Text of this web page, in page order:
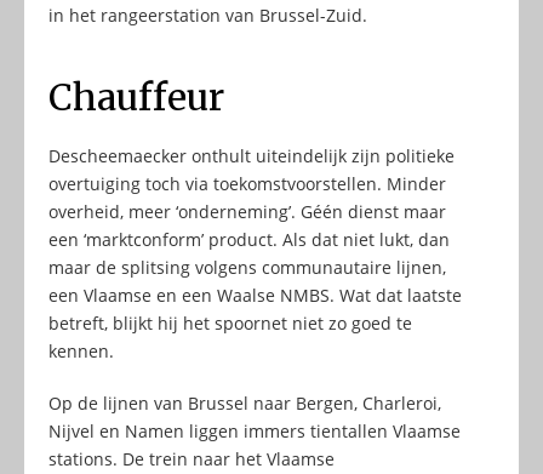
in het rangeerstation van Brussel-Zuid.
Chauffeur
Descheemaecker onthult uiteindelijk zijn politieke
overtuiging toch via toekomstvoorstellen. Minder
overheid, meer ‘onderneming’. Géén dienst maar
een ‘marktconform’ product. Als dat niet lukt, dan
maar de splitsing volgens communautaire lijnen,
een Vlaamse en een Waalse NMBS. Wat dat laatste
betreft, blijkt hij het spoornet niet zo goed te
kennen.
Op de lijnen van Brussel naar Bergen, Charleroi,
Nijvel en Namen liggen immers tientallen Vlaamse
stations. De trein naar het Vlaamse